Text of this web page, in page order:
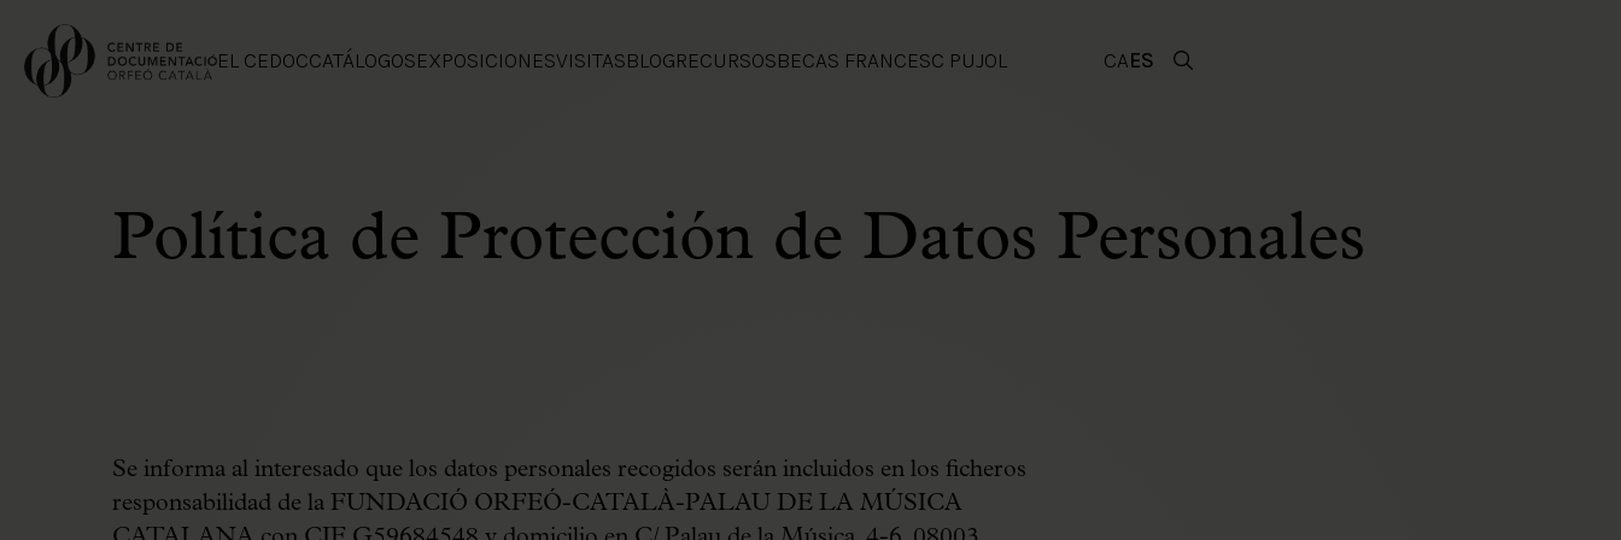
EL CEDOCCATÁLOGOSEXPOSICIONESVISITASBLOGRECURSOSBECAS FRANCESC PUJOL CAES
Política de Protección de Datos Personales
Se informa al interesado que los datos personales recogidos serán incluidos en los ficheros
responsabilidad de la FUNDACIÓ ORFEÓ-CATALÀ-PALAU DE LA MÚSICA